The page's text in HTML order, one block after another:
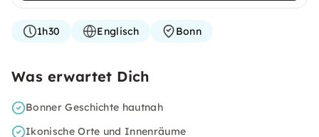
1h30 Englisch Bonn
Was erwartet Dich
Bonner Geschichte hautnah
Ikonische Orte und Innenräume